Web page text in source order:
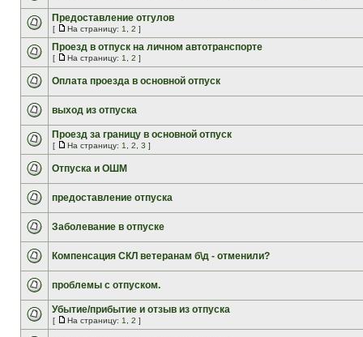
Предоставление отгулов
[ На страницу: 1 2 ]
Проезд в отпуск на личном автотранспорте
[ На страницу: 1 2 ]
Оплата проезда в основной отпуск
выход из отпуска
Проезд за границу в основной отпуск
[ На страницу: 1 2 3 ]
Отпуска и ОШМ
предоставление отпуска
Заболевание в отпуске
Компенсация СКЛ ветеранам б\д - отменили?
проблемы с отпуском.
Убытие/прибытие и отзыв из отпуска
[ На страницу: 1 2 ]